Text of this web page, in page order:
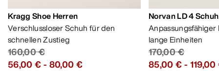
Kragg Shoe Herren
Verschlussloser Schuh für den
schnellen Zustieg
160,00 €
56,00 €- 80,00 €
Norvan LD 4
lange Einheiten
170,00 €
85,00 €-